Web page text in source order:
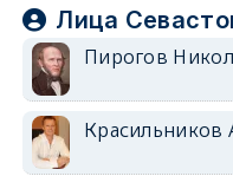
Лица
Пирогов
Красильников